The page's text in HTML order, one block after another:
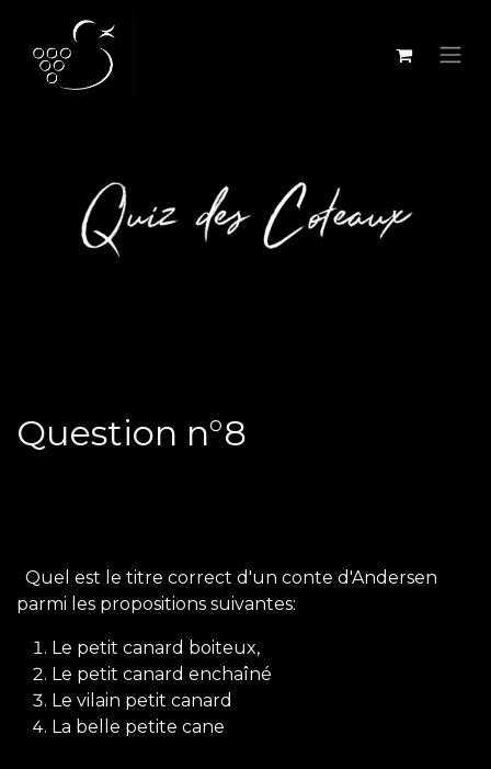
Question n°8
Quel est le titre correct d'un conte d'Andersen
parmi les propositions suivantes:
Le petit canard boiteux,
Le petit canard enchaîné
Le vilain petit canard
La belle petite cane